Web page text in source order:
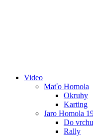
Video
Maťo Homola
Okruhy
Karting
Jaro Homola
Do vrchu
Rally